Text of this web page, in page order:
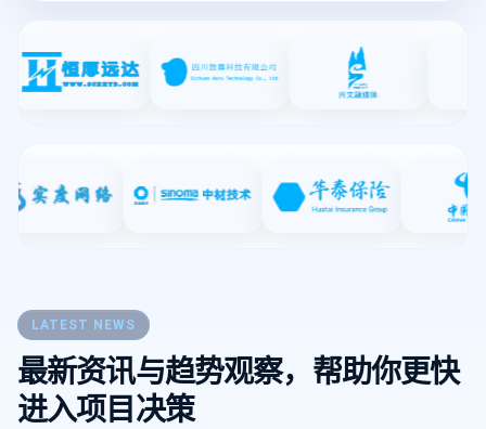
LATEST NEWS
最新资讯与趋势观察，帮助你更快
进入项目决策